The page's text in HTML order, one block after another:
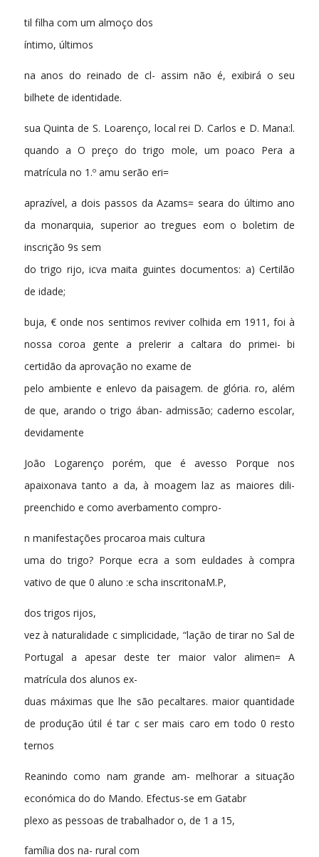
til filha com um almoço dos
íntimo, últimos
na anos do reinado de cl- assim não é, exibirá o seu
bilhete de identidade.
sua Quinta de S. Loarenço, local rei D. Carlos e D. Mana:l.
quando a O preço do trigo mole, um poaco Pera a
matrícula no 1.º amu serão eri=
aprazível, a dois passos da Azams= seara do último ano
da monarquia, superior ao tregues eom o boletim de
inscrição 9s sem
do trigo rijo, icva maita guintes documentos: a) Certilão
de idade;
buja, € onde nos sentimos reviver colhida em 1911, foi à
nossa coroa gente a prelerir a caltara do primei- bi
certidão da aprovação no exame de
pelo ambiente e enlevo da paisagem. de glória. ro, além
de que, arando o trigo ában- admissão; caderno escolar,
devidamente
João Logarenço porém, que é avesso Porque nos
apaixonava tanto a da, à moagem laz as maiores dili-
preenchido e como averbamento compro-
n manifestações procaroa mais cultura
uma do trigo? Porque ecra a som euldades à compra
vativo de que 0 aluno :e scha inscritonaM.P,
dos trigos rijos,
vez à naturalidade c simplicidade, “lação de tirar no Sal de
Portugal a apesar deste ter maior valor alimen= A
matrícula dos alunos ex-
duas máximas que lhe são pecaltares. maior quantidade
de produção útil é tar c ser mais caro em todo 0 resto
ternos
Reanindo como nam grande am- melhorar a situação
económica do do Mando. Efectus-se em Gatabr
plexo as pessoas de trabalhador o, de 1 a 15,
família dos na- rural com